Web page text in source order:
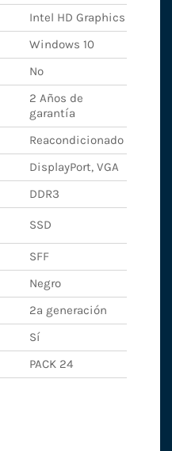
Intel HD Graphics
Windows 10
No
2 Años de
garantía
Reacondicionado
DisplayPort, VGA
DDR3
SSD
SFF
Negro
2ª generación
Sí
PACK 24